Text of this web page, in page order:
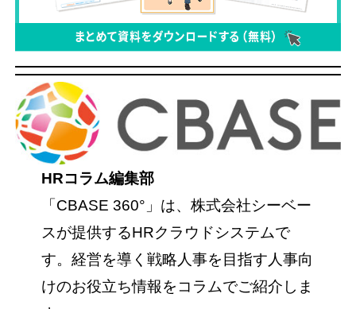
HRコラム編集部
「CBASE 360°」は、株式会社シーベー
スが提供するHRクラウドシステムで
す。経営を導く戦略人事を目指す人事向
けのお役立ち情報をコラムでご紹介しま